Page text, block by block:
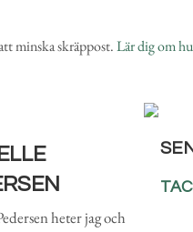
minska skräppost.Lär dig om
heter jag och